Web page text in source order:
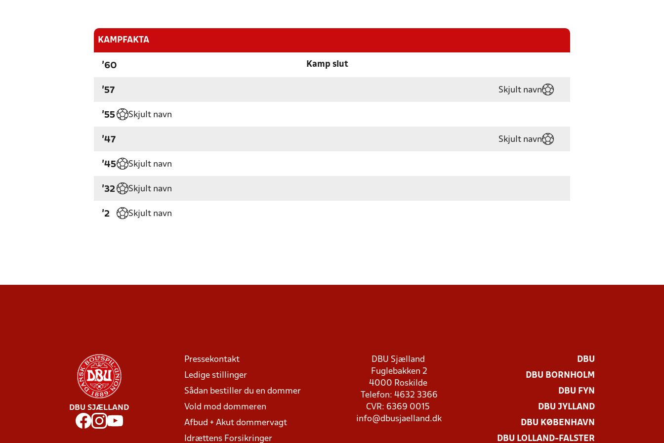
KAMPFAKTA
'60 Kamp slut
'57 Skjult navn
'55 Skjult navn
'47 Skjult navn
'45 Skjult navn
'32 Skjult navn
'2 Skjult navn
DBU SJÆLLAND
Pressekontakt
Ledige stillinger
Sådan bestiller du en dommer
Vold mod dommeren
Afbud + Akut dommervagt
Idrættens Forsikringer
DBU Sjælland
Fuglebakken 2
4000 Roskilde
Telefon: 4632 3366
CVR: 6369 0015
info@dbusjaelland.dk
DBU
DBU BORNHOLM
DBU FYN
DBU JYLLAND
DBU KØBENHAVN
DBU LOLLAND-FALSTER